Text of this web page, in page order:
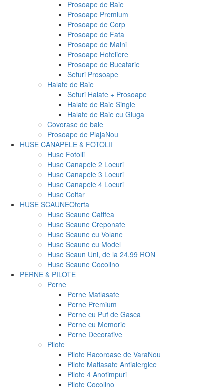
Prosoape de Baie
Prosoape Premium
Prosoape de Corp
Prosoape de Fata
Prosoape de Maini
Prosoape Hoteliere
Prosoape de Bucatarie
Seturi Prosoape
Halate de Baie
Seturi Halate + Prosoape
Halate de Baie Single
Halate de Baie cu Gluga
Covorase de baie
Prosoape de PlajaNou
HUSE CANAPELE & FOTOLII
Huse Fotolii
Huse Canapele 2 Locuri
Huse Canapele 3 Locuri
Huse Canapele 4 Locuri
Huse Coltar
HUSE SCAUNEOferta
Huse Scaune Catifea
Huse Scaune Creponate
Huse Scaune cu Volane
Huse Scaune cu Model
Huse Scaun Uni, de la 24,99 RON
Huse Scaune Cocolino
PERNE & PILOTE
Perne
Perne Matlasate
Perne Premium
Perne cu Puf de Gasca
Perne cu Memorie
Perne Decorative
Pilote
Pilote Racoroase de VaraNou
Pilote Matlasate Antialergice
Pilote 4 Anotimpuri
Pilote Cocolino